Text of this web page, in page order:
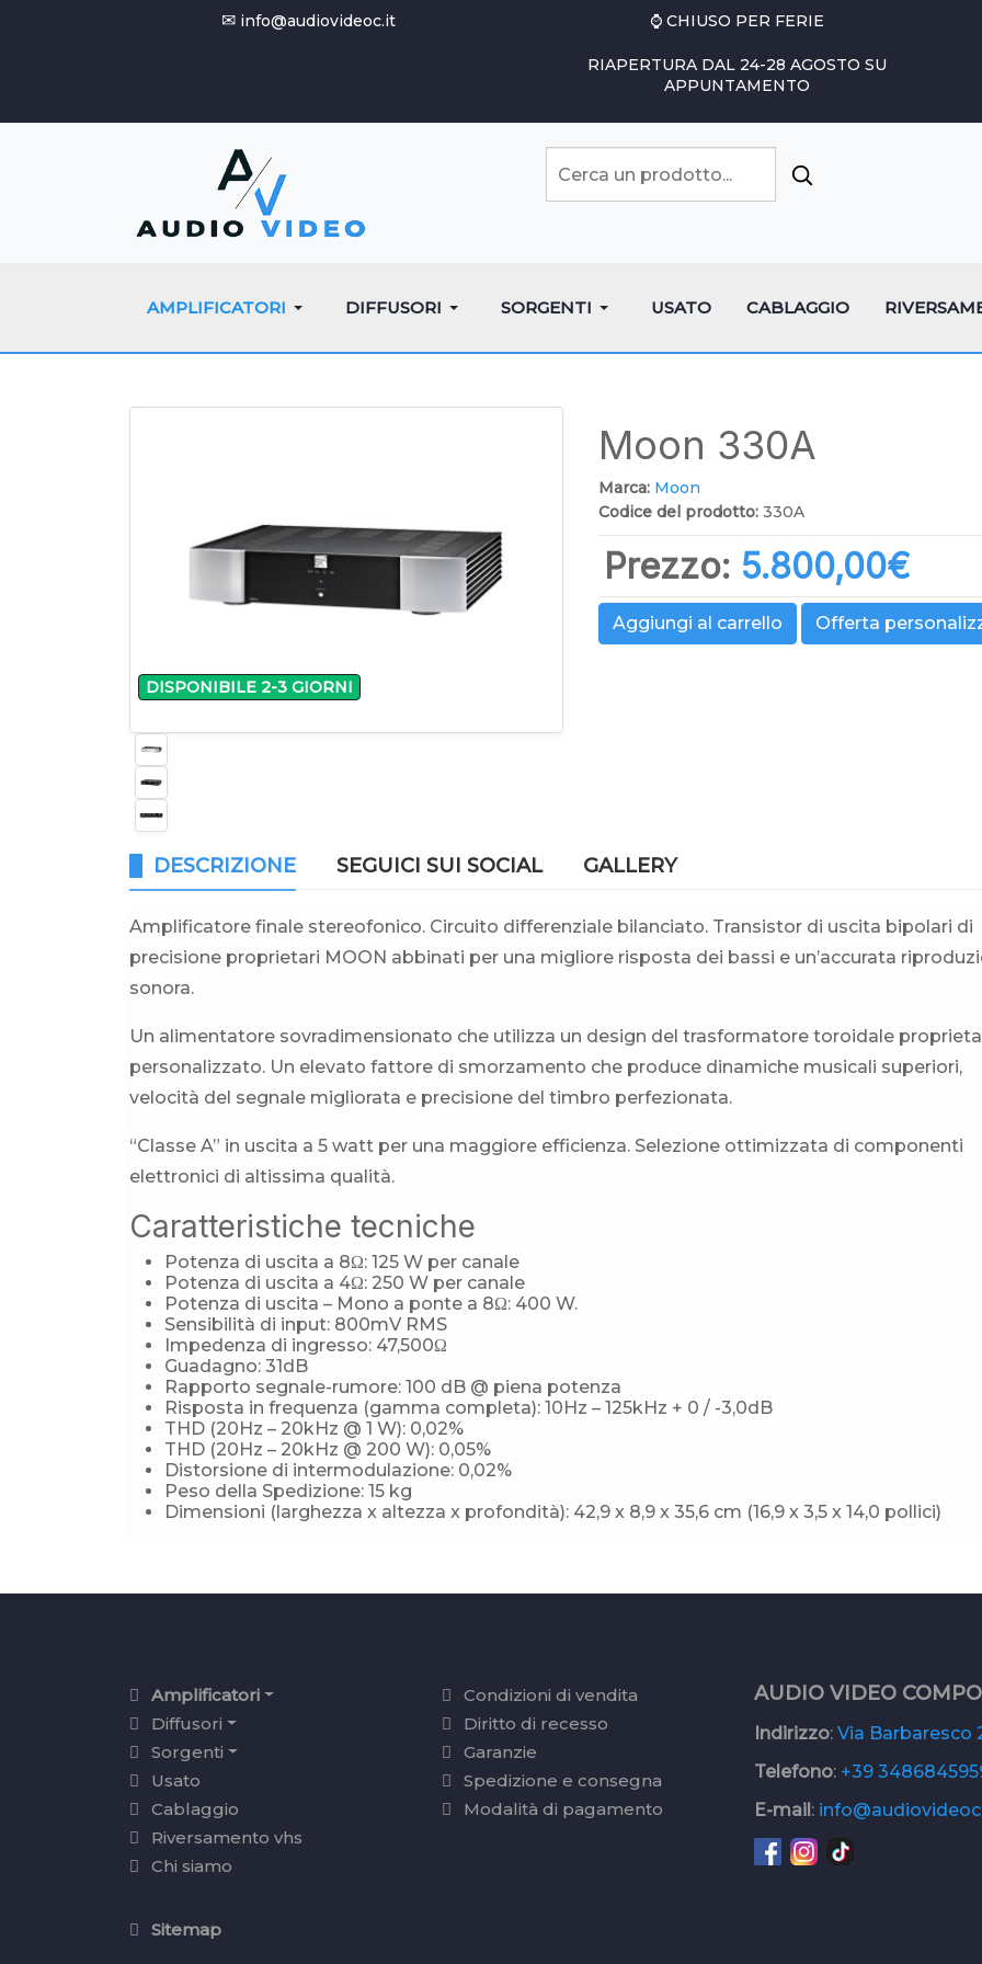
✉ info@audiovideoc.it ⌚ CHIUSO PER FERIE
RIAPERTURA DAL 24-28 AGOSTO SU
APPUNTAMENTO
AMPLIFICATORI DIFFUSORI SORGENTI USATO CABLAGGIO
DISPONIBILE 2-3 GIORNI
Moon 330A
Marca: Moon
Codice del prodotto: 330A
Prezzo: 5.800,00‎€
Aggiungi al carrello Offerta
DESCRIZIONE SEGUICI SUI SOCIAL GALLERY
Amplificatore finale stereofonico. Circuito differenziale bilanciato. Transistor di uscita bipolari di
precisione proprietari MOON abbinati per una migliore risposta dei bassi e un’accurata
sonora.
Un alimentatore sovradimensionato che utilizza un design del trasformatore toroidale
personalizzato. Un elevato fattore di smorzamento che produce dinamiche musicali superiori,
velocità del segnale migliorata e precisione del timbro perfezionata.
“Classe A” in uscita a 5 watt per una maggiore efficienza. Selezione ottimizzata di componenti
elettronici di altissima qualità.
Caratteristiche tecniche
Potenza di uscita a 8Ω: 125 W per canale
Potenza di uscita a 4Ω: 250 W per canale
Potenza di uscita – Mono a ponte a 8Ω: 400 W.
Sensibilità di input: 800mV RMS
Impedenza di ingresso: 47,500Ω
Guadagno: 31dB
Rapporto segnale-rumore: 100 dB @ piena potenza
Risposta in frequenza (gamma completa): 10Hz – 125kHz + 0 / -3,0dB
THD (20Hz – 20kHz @ 1 W): 0,02%
THD (20Hz – 20kHz @ 200 W): 0,05%
Distorsione di intermodulazione: 0,02%
Peso della Spedizione: 15 kg
Dimensioni (larghezza x altezza x profondità): 42,9 x 8,9 x 35,6 cm (16,9 x 3,5 x 14,0 pollici)
Amplificatori
Diffusori
Sorgenti
Usato
Cablaggio
Riversamento vhs
Chi siamo
Sitemap
Condizioni di vendita
Diritto di recesso
Garanzie
Spedizione e consegna
Modalità di pagamento
AUDIO VIDEO
Indirizzo: Via Barbaresco
Telefono: +39
E-mail: